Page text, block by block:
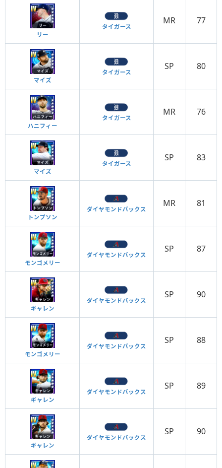
リー
タイガース
MR 77
マイズ
タイガース
SP 80
ハニフィー
タイガース
MR 76
マイズ
タイガース
SP 83
トンプソン
ダイヤモンドバックス
MR 81
モンゴメリー
ダイヤモンドバックス
SP 87
ギャレン
ダイヤモンドバックス
SP 90
モンゴメリー
ダイヤモンドバックス
SP 88
ギャレン
ダイヤモンドバックス
SP 89
ギャレン
ダイヤモンドバックス
SP 90